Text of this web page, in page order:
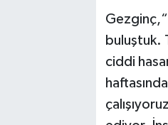
buluştuk.
ciddi